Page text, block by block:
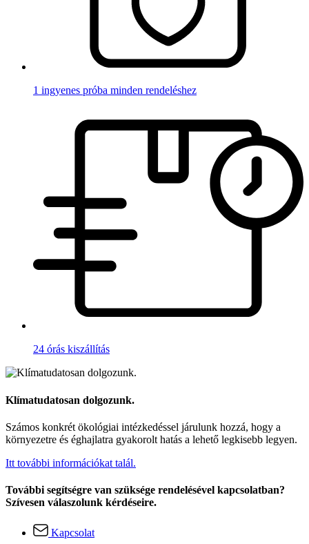
1 ingyenes próba minden rendeléshez
24 órás kiszállítás
Klímatudatosan dolgozunk.
Számos konkrét ökológiai intézkedéssel járulunk hozzá, hogy a
környezetre és éghajlatra gyakorolt hatás a lehető legkisebb legyen.
Itt további információkat talál.
További segítségre van szüksége rendelésével kapcsolatban?
Szívesen válaszolunk kérdéseire.
Kapcsolat